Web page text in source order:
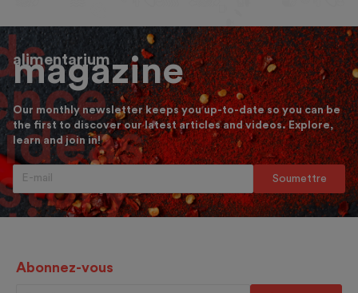
alimentarium
magazine
Our monthly newsletter keeps you up-to-date so you can be
the first to discover our latest articles and videos. Explore,
learn and join in!
Abonnez-vous